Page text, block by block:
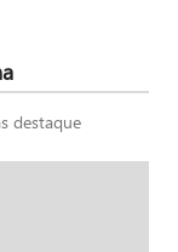
destaque